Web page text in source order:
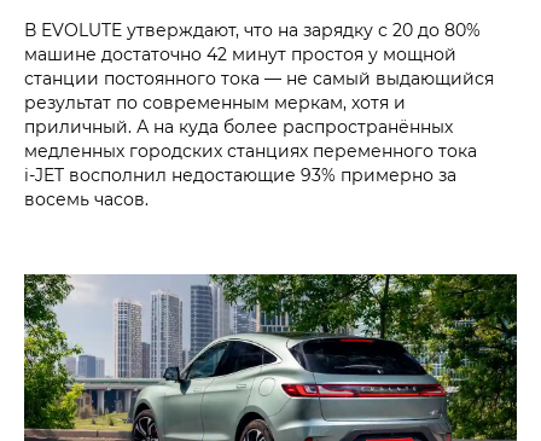
В EVOLUTE утверждают, что на зарядку с 20 до 80%
машине достаточно 42 минут простоя у мощной
станции постоянного тока — не самый выдающийся
результат по современным меркам, хотя и
приличный. А на куда более распространённых
медленных городских станциях переменного тока
i‑JET восполнил недостающие 93% примерно за
восемь часов.